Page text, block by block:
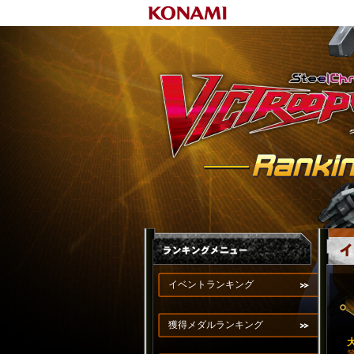
イベントランキング
獲得メダルランキング